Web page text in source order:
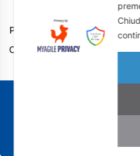
Privacy Policy
Cookie Policy
I